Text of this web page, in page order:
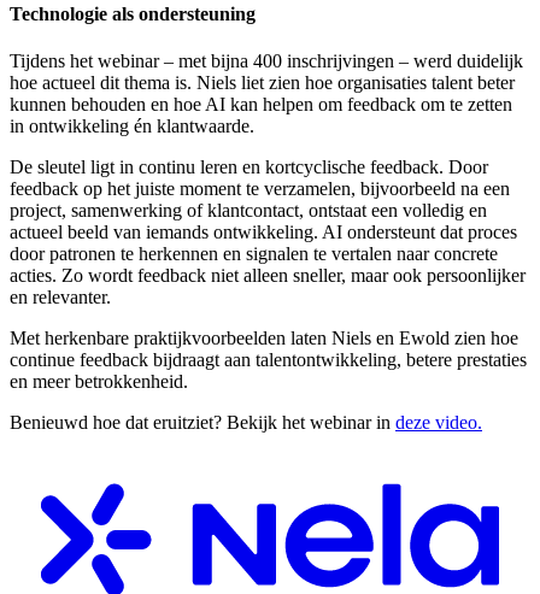
Technologie als ondersteuning
Tijdens het webinar – met bijna 400 inschrijvingen – werd duidelijk
hoe actueel dit thema is. Niels liet zien hoe organisaties talent beter
kunnen behouden en hoe AI kan helpen om feedback om te zetten
in ontwikkeling én klantwaarde.
De sleutel ligt in continu leren en kortcyclische feedback. Door
feedback op het juiste moment te verzamelen, bijvoorbeeld na een
project, samenwerking of klantcontact, ontstaat een volledig en
actueel beeld van iemands ontwikkeling. AI ondersteunt dat proces
door patronen te herkennen en signalen te vertalen naar concrete
acties. Zo wordt feedback niet alleen sneller, maar ook persoonlijker
en relevanter.
Met herkenbare praktijkvoorbeelden laten Niels en Ewold zien hoe
continue feedback bijdraagt aan talentontwikkeling, betere prestaties
en meer betrokkenheid.
Benieuwd hoe dat eruitziet? Bekijk het webinar in deze video.